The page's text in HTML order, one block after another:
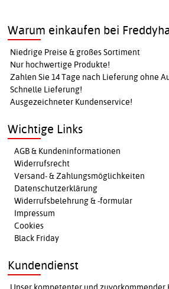
Warum einkaufen bei
Niedrige Preise & großes Sortiment
Nur hochwertige Produkte!
Zahlen Sie 14 Tage nach Lieferung ohne
Schnelle Lieferung!
Ausgezeichneter Kundenservice!
Wichtige Links
AGB & Kundeninformationen
Widerrufsrecht
Versand- & Zahlungsmöglichkeiten
Datenschutzerklärung
Widerrufsbelehrung & -formular
Impressum
Cookies
Black Friday
Kundendienst